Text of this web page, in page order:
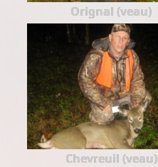
Orignal (veau)
Chevreuil (veau)